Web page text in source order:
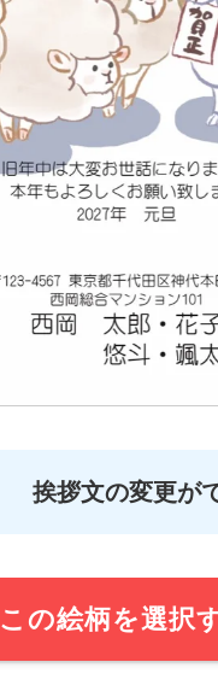
挨拶文の変更が
この絵柄を選択